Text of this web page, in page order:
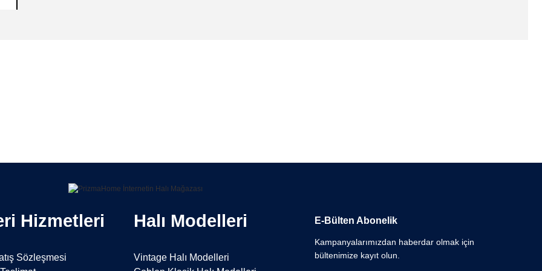
Hizmetleri
Sözleşmesi
Halı Modelleri
Vintage Halı Modelleri
E-Bülten Abonelik
Kampanyalarımızdan haberdar olmak için
bültenimize kayıt olun.